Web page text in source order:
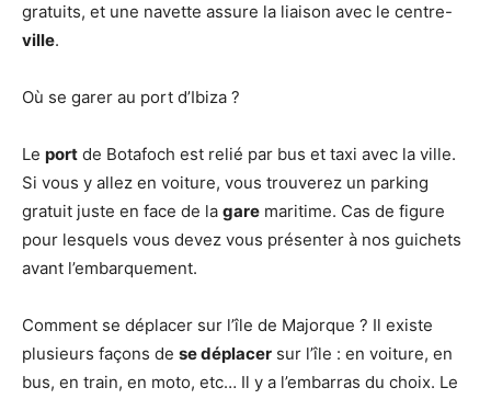
gratuits, et une navette assure la liaison avec le centre-
ville.
Où se garer au port d’Ibiza ?
Le port de Botafoch est relié par bus et taxi avec la ville.
Si vous y allez en voiture, vous trouverez un parking
gratuit juste en face de la gare maritime. Cas de figure
pour lesquels vous devez vous présenter à nos guichets
avant l’embarquement.
Comment se déplacer sur l’île de Majorque ? Il existe
plusieurs façons de se déplacer sur l’île : en voiture, en
bus, en train, en moto, etc… Il y a l’embarras du choix. Le